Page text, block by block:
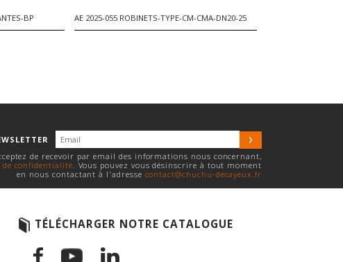
BP AE 2025-055 ROBINETS-TYPE-CM-CMA-DN20-25
de recevoir par email des informations nous concernant,
confidentialité . Vous pouvez vous désinscrire à tout moment
en nous contactant à l'adresse contact@chuchu-decayeux.fr
TÉLÉCHARGER NOTRE CATALOGUE